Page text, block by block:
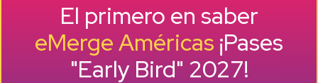
VIAJAR A MIAMI
ANTIGUOS ALUMNOS
PATROCINADORES
CONVIÉRTETE EN
PATROCINADOR
RESERVAR UN STAND
El primero en saber
eMerge Américas ¡Pases
"Early Bird" 2027!